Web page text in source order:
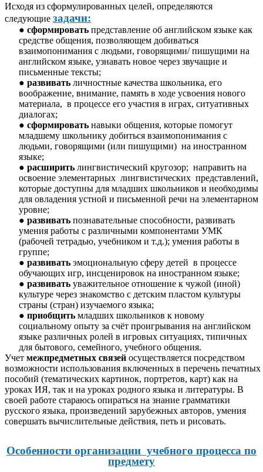
Исходя из сформулированных целей, определяются
следующие задачи:
сформировать представление об английском языке как
средстве общения, позволяющем добиваться
взаимопонимания с людьми, говорящими/ пишущими на
английском языке, узнавать новое через звучащие и
письменные тексты;
развивать личностные качества школьника, его
воображение, внимание, память в ходе усвоения нового
материала, в процессе его участия в играх, ситуативных
диалогах;
сформировать навыки общения, которые помогут
младшему школьнику добиться взаимопонимания с
людьми, говорящими (или пишущими) на иностранном
языке;
расширить лингвистический кругозор; направить на
освоение элементарных лингвистических представлений,
которые доступны для младших школьников и необходимы
для овладения устной и письменной речи на элементарном
уровне;
развивать познавательные способности, развивать
умения работы с различными компонентами УМК
(рабочей тетрадью, учебником и т.д.); умения работы в
группе;
развивать эмоциональную сферу детей в процессе
обучающих игр, инсценировок на иностранном языке;
развивать уважительное отношение к чужой (иной)
культуре через знакомство с детским пластом культуры
страны (стран) изучаемого языка;
приобщить младших школьников к новому
социальному опыту за счёт проигрывания на английском
языке различных ролей в игровых ситуациях, типичных
для бытового, семейного, учебного общения.
Учет межпредметных связей осуществляется посредством
возможности использования включенных в перечень печатных
пособий (тематических картинок, портретов, карт) как на
уроках ИЯ, так и на уроках родного языка и литературы. В
своей работе стараюсь опираться на знание грамматики
русского языка, произведений зарубежных авторов, умения
совершать вычислительные действия, петь и рисовать.
Особенности организации учебного процесса по
предмету